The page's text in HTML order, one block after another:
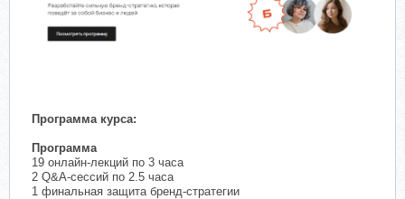
Программа курса:
Программа
19 онлайн-лекций по 3 часа
2 Q&A-сессий по 2.5 часа
1 финальная защита бренд-стратегии